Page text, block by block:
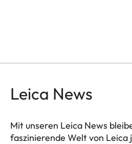
Leica News
Mit unseren Leica News
faszinierende Welt von